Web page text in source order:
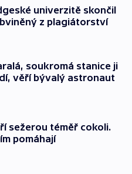
univerzitě skončil
z plagiátorství
soukromá stanice ji
věří bývalý astronaut
sežerou téměř cokoli.
pomáhají